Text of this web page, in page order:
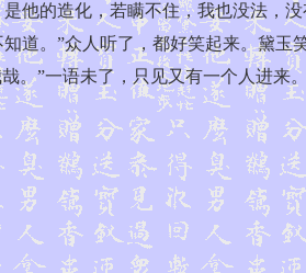
他的造化，若瞒不住，我也没法，
。”众人听了，都好笑起来。黛玉
。”一语未了，只见又有一个人进来